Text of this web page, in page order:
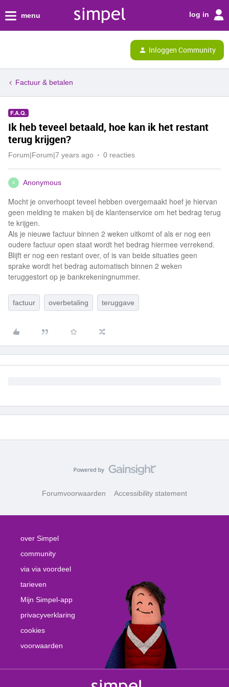
menu log in
Inloggen Community
Factuur & betalen
F.A.Q.
Ik heb teveel betaald, hoe kan ik het restant
terug krijgen?
Forum|Forum|7 years ago 0 reacties
A Anonymous
Mocht je onverhoopt teveel hebben overgemaakt hoef je hiervan
geen melding te maken bij de klantenservice om het bedrag terug
te krijgen.
Als je nieuwe factuur binnen 2 weken uitkomt of als er nog een
oudere factuur open staat wordt het bedrag hiermee verrekend.
Blijft er nog een restant over, of is van beide situaties geen
sprake wordt het bedrag automatisch binnen 2 weken
teruggestort op je bankrekeningnummer.
factuur overbetaling teruggave
Forumvoorwaarden Accessibility statement
over Simpel
community
via via voordeel
tarieven
Mijn Simpel-app
privacyverklaring
cookies
voorwaarden